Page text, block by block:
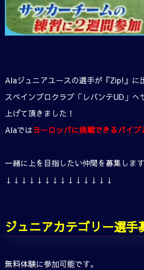
Alaジュニアユースの選手が『Zip!』に
スペインプロクラブ「レバンテUD」へ
上げて頂きました！
Alaではヨーロッパに挑戦できるパイプ
一緒に上を目指したい仲間を募集します
↓↓↓↓↓↓↓↓↓↓↓↓↓↓
ジュニアカテゴリー選手
無料体験に参加可能です。